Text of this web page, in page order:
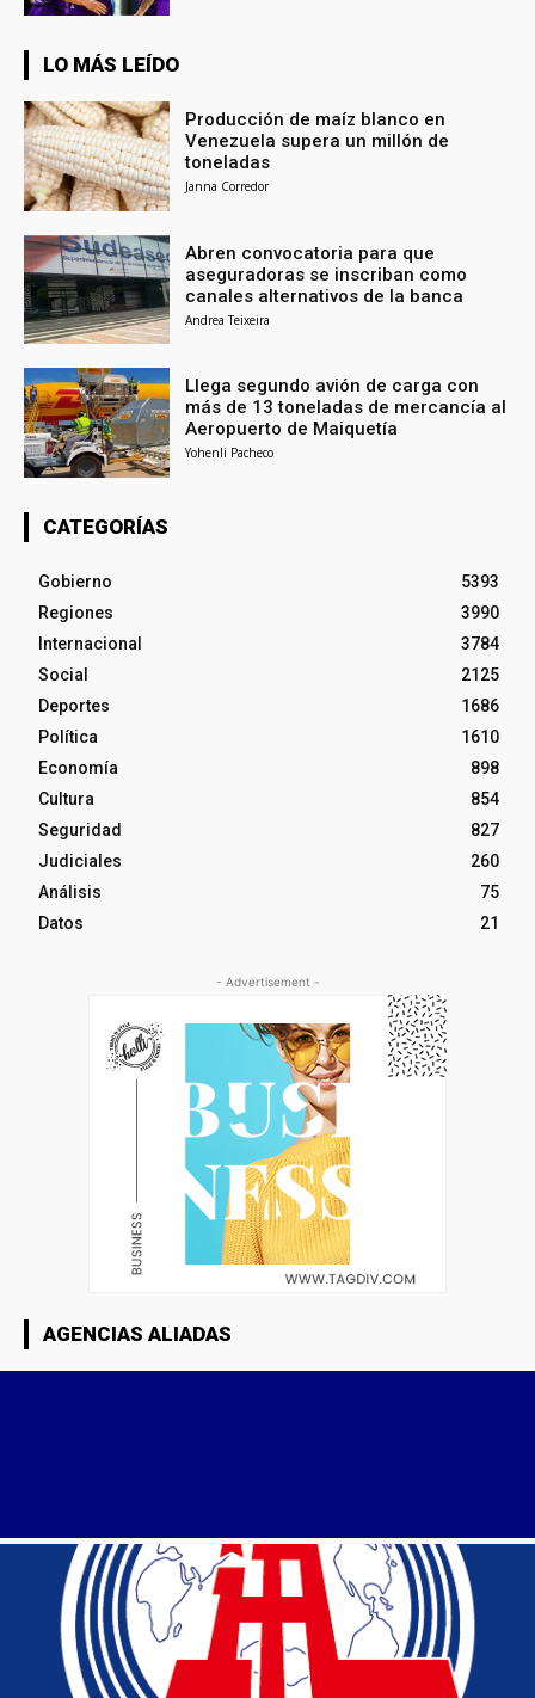
LO MÁS LEÍDO
Producción de maíz blanco en
Venezuela supera un millón de
toneladas
Janna Corredor
Abren convocatoria para que
aseguradoras se inscriban como
canales alternativos de la banca
Andrea Teixeira
Llega segundo avión de carga con
más de 13 toneladas de mercancía al
Aeropuerto de Maiquetía
Yohenli Pacheco
CATEGORÍAS
Gobierno
5393
Regiones
3990
Internacional
3784
Social
2125
Deportes
1686
Política
1610
Economía
898
Cultura
854
Seguridad
827
Judiciales
260
Análisis
75
Datos
21
- Advertisement -
AGENCIAS ALIADAS